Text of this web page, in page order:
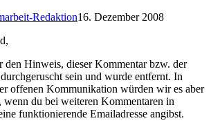
Redaktion16. Dezember 2008
den Hinweis, dieser Kommentar bzw. der
sein und wurde entfernt. In
offenen Kommunikation würden wir es aber
wenn du bei weiteren Kommentaren in
funktionierende Emailadresse angibst.